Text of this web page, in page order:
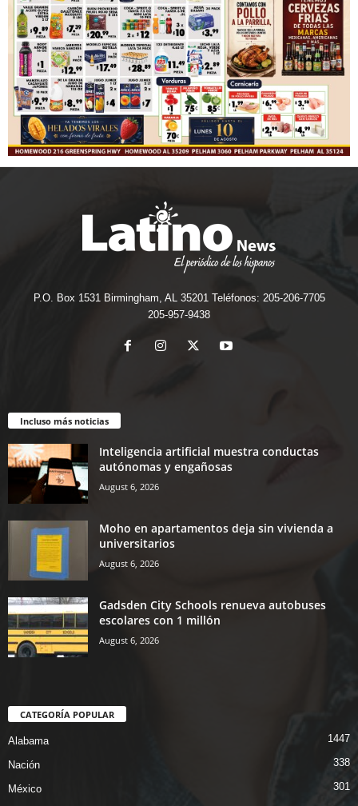
P.O. Box 1531 Birmingham, AL 35201 Teléfonos: 205-206-7705
205-957-9438
Incluso más noticias
Inteligencia artificial muestra conductas
autónomas y engañosas
August 6, 2026
Moho en apartamentos deja sin vivienda a
universitarios
August 6, 2026
Gadsden City Schools renueva autobuses
escolares con 1 millón
August 6, 2026
CATEGORÍA POPULAR
Alabama 1447
Nación 338
México
301